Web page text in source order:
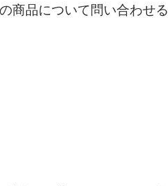
商品について問い合わせる